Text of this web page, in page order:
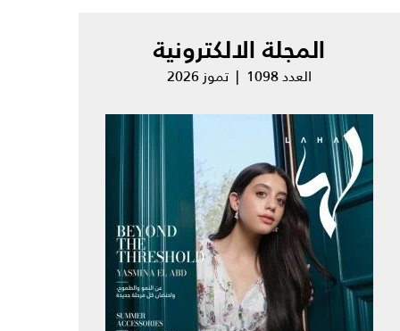
المجلة الالكترونية
العدد 1098 | تموز 2026